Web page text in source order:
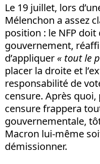
Le 19 juillet, lors
Mélenchon a assez
position : le NFP
gouvernement,
d’appliquer « tout le
placer la droite et
responsabilité de
censure. Après
censure frappera
gouvernementale,
Macron lui-même
démissionner.